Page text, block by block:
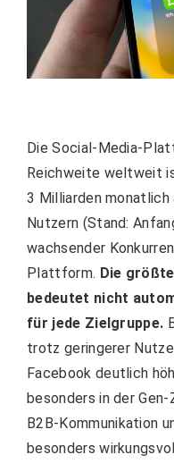
Die Social-Media-
Reichweite weltweit
3 Milliarden monatlich
Nutzern (Stand:
wachsender
Plattform. Die
bedeutet nicht
für jede Zielgruppe.
trotz geringerer
Facebook deutlich
besonders in der
B2B-Kommunikation
besonders